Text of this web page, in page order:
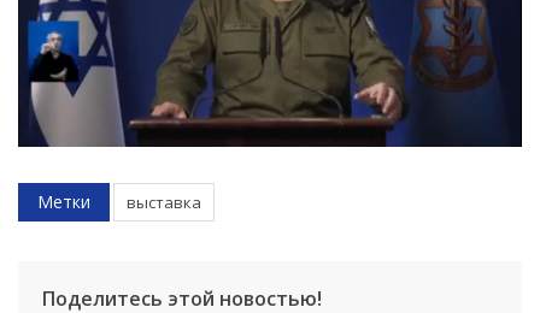
Метки выставка
Поделитесь этой новостью!